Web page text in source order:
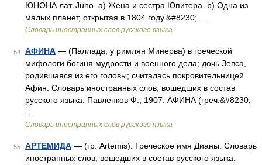
ЮНОНА лат. Juno. а) Жена и сестра Юпитера. b) Одна из
малых планет, открытая в 1804 году.&#8230; …
Словарь иностранных слов русского языка
54 АФИНА — (Паллада, у римлян Минерва) в греческой
мифологи богиня мудрости и военного дела; дочь Зевса,
родившаяся из его головы; считалась покровительницей
Афин. Словарь иностранных слов, вошедших в состав
русского языка. Павленков Ф., 1907. АФИНА (греч.&#8230;
Словарь иностранных слов русского языка
55 АРТЕМИДА — (гр. Artemis). Греческое имя Дианы. Словарь
иностранных слов, вошедших в состав русского языка.